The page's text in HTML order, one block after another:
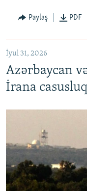
Paylaş PDF
İyul 31, 2026
Azərbaycan
İrana